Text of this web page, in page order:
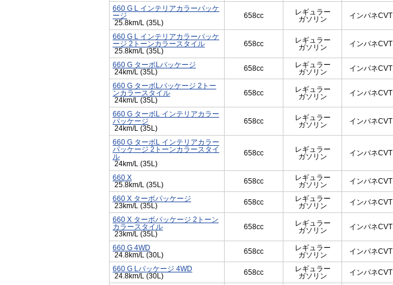
660 G L インテリアカラーパッケ
ージ
25.8km/L (35L)
658cc
レギュラー
ガソリン
インパネCVT
660 G L インテリアカラーパッケ
ージ 2トーンカラースタイル
25.8km/L (35L)
658cc
レギュラー
ガソリン
インパネCVT
660 G ターボLパッケージ
24km/L (35L)
658cc
レギュラー
ガソリン
インパネCVT
660 G ターボLパッケージ 2トー
ンカラースタイル
24km/L (35L)
658cc
レギュラー
ガソリン
インパネCVT
660 G ターボL インテリアカラー
パッケージ
24km/L (35L)
658cc
レギュラー
ガソリン
インパネCVT
660 G ターボL インテリアカラー
パッケージ 2トーンカラースタイ
ル
24km/L (35L)
658cc
レギュラー
ガソリン
インパネCVT
660 X
25.8km/L (35L)
658cc
レギュラー
ガソリン
インパネCVT
660 X ターボパッケージ
23km/L (35L)
658cc
レギュラー
ガソリン
インパネCVT
660 X ターボパッケージ 2トーン
カラースタイル
23km/L (35L)
658cc
レギュラー
ガソリン
インパネCVT
660 G 4WD
24.8km/L (30L)
658cc
レギュラー
ガソリン
インパネCVT
660 G Lパッケージ 4WD
24.8km/L (30L)
658cc
レギュラー
ガソリン
インパネCVT